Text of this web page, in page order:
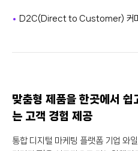
D2C(Direct to Customer) 커
맞춤형 제품을 한곳에서
는 고객 경험 제공
통합 디지털 마케팅 플랫폼 기업 와